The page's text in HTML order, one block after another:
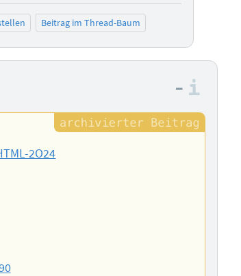
Beitrag im Thread-Baum
–
2O24